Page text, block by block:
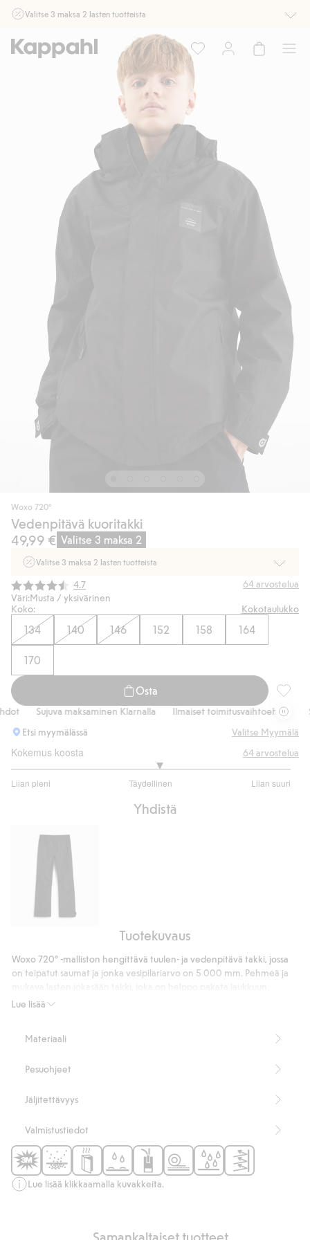
Valitse 3 maksa 2 lasten tuotteista
Ei Newbie. Ostaessasi 2 tuotetta tai enemmän. Voimassa 3-16.8. asti
myymälässä ja verkossa. Ei voi yhdistää muihin alennuksiin tai tarjouksiin.
Osta nyt
Woxo 720°
Vedenpitävä kuoritakki
49,99 € Valitse 3 maksa 2
Valitse 3 maksa 2 lasten tuotteista
Ei Newbie. Ostaessasi 2 tuotetta tai enemmän. Voimassa 3-16.8. asti
myymälässä ja verkossa. Ei voi yhdistää muihin alennuksiin tai tarjouksiin.
Osta nyt
Keskimääräinen luokitus:
4.7 64arvostelua
Väri:Musta / yksivärinen
Koko:
Kokotaulukko
134 140 146 152 158 164
170
Osta
Sujuva maksaminen Klarnalla Ilmaiset toimitusvaihtoehdot
Etsi myymälässä
Valitse Myymälä
Kokemus koosta
Liian pieni Täydellinen Liian suuri
/
64arvostelua
Yhdistä
Tuotekuvaus
Lue lisää
Woxo 720° -malliston hengittävä tuulen- ja vedenpitävä takki, jossa
on teipatut saumat ja jonka vesipilariarvo on 5 000 mm. Pehmeä ja
Takissa on vetoketjukiinnitys ja tuuliläppä etupuolella, vetoketjulliset
kauluksen sisäpuolella. Tyylikäs sadetakki, jossa on pieni painatus
Sisältää 100 % kierrätettyä polyesteriä.
Kierrätetty polyesteri
Materiaali
Pesuohjeet
Jäljitettävyys
Valmistustiedot
Lue lisää klikkaamalla kuvakkeita.